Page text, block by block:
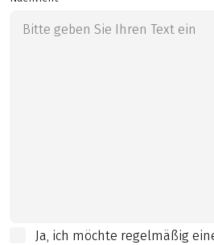
Ja, ich möchte regelmäßig